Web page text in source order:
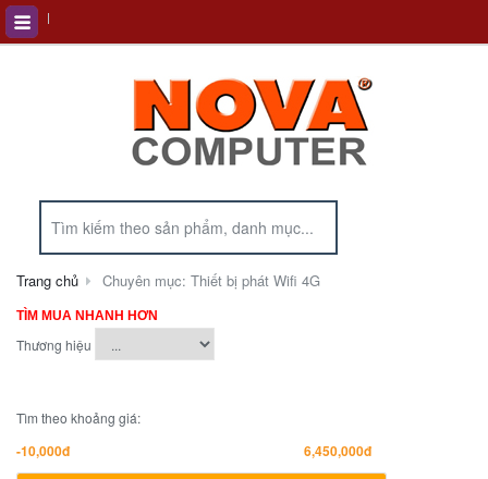
Trang chủ Chuyên mục: Thiết bị phát Wifi 4G
TÌM MUA NHANH HƠN
Thương hiệu
Tìm theo khoảng giá: